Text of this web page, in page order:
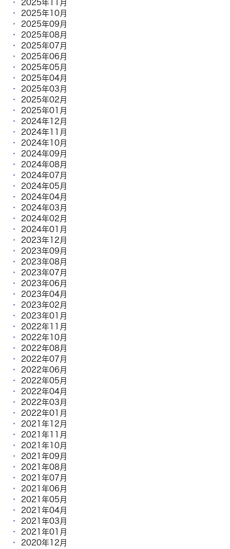
2025年11月
2025年10月
2025年09月
2025年08月
2025年07月
2025年06月
2025年05月
2025年04月
2025年03月
2025年02月
2025年01月
2024年12月
2024年11月
2024年10月
2024年09月
2024年08月
2024年07月
2024年05月
2024年04月
2024年03月
2024年02月
2024年01月
2023年12月
2023年09月
2023年08月
2023年07月
2023年06月
2023年04月
2023年02月
2023年01月
2022年11月
2022年10月
2022年08月
2022年07月
2022年06月
2022年05月
2022年04月
2022年03月
2022年01月
2021年12月
2021年11月
2021年10月
2021年09月
2021年08月
2021年07月
2021年06月
2021年05月
2021年04月
2021年03月
2021年01月
2020年12月